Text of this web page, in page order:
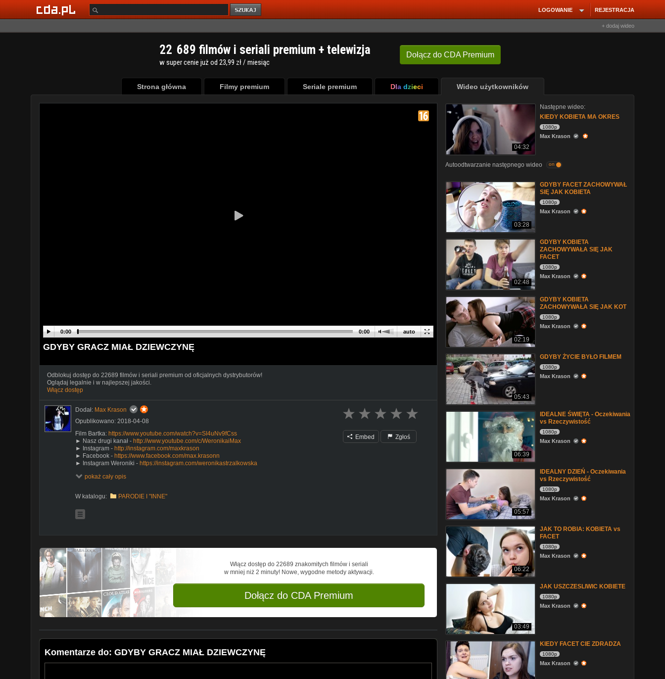
REJESTRACJA
LOGOWANIE
+ dodaj wideo
Dołącz do CDA Premium
22 689 filmów i seriali premium + telewizja
w super cenie już od 23,99 zł / miesiąc
Strona główna Filmy premium Seriale premium Dla dzieci Wideo użytkowników
auto
0:00 0:00
GDYBY GRACZ MIAŁ DZIEWCZYNĘ
Odblokuj dostęp do 22689 filmów i seriali premium od oficjalnych dystrybutorów!
Oglądaj legalnie i w najlepszej jakości.
Włącz dostęp
Dodał: Max Krason
Opublikowano: 2018-04-08
Film Bartka: https://www.youtube.com/watch?v=SI4uNv9fCss
► Nasz drugi kanał - http://www.youtube.com/c/WeronikaiMax
► Instagram - http://instagram.com/maxkrason
► Facebook - https://www.facebook.com/max.krasonn
► Instagram Weroniki - https://instagram.com/weronikastrzalkowska
► Grupa -
https://goo.gl/S4aF4K
► Snapchat: maxkrason
pokaż cały opis
W katalogu: PARODIE I "INNE"
Embed Zgłoś
Włącz dostęp do 22689 znakomitych filmów i seriali
w mniej niż 2 minuty! Nowe, wygodne metody aktywacji.
Dołącz do CDA Premium
Komentarze do: GDYBY GRACZ MIAŁ DZIEWCZYNĘ
04:32
Następne wideo:
KIEDY KOBIETA MA OKRES
1080p
Max Krason
Autoodtwarzanie następnego wideo on
03:28
GDYBY FACET ZACHOWYWAŁ
SIĘ JAK KOBIETA
1080p
Max Krason
02:48
GDYBY KOBIETA
ZACHOWYWAŁA SIĘ JAK
FACET
1080p
Max Krason
02:19
GDYBY KOBIETA
ZACHOWYWAŁA SIĘ JAK KOT
1080p
Max Krason
05:43
GDYBY ŻYCIE BYŁO FILMEM
1080p
Max Krason
06:39
IDEALNE ŚWIĘTA - Oczekiwania
vs Rzeczywistość
1080p
Max Krason
05:57
IDEALNY DZIEŃ - Oczekiwania
vs Rzeczywistość
1080p
Max Krason
06:22
JAK TO ROBIA: KOBIETA vs
FACET
1080p
Max Krason
03:49
JAK USZCZESLIWIC KOBIETE
1080p
Max Krason
KIEDY FACET CIE ZDRADZA
1080p
Max Krason